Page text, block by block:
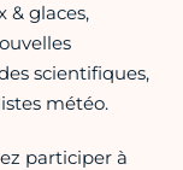
& glaces,
scientifiques,
météo.
participer à